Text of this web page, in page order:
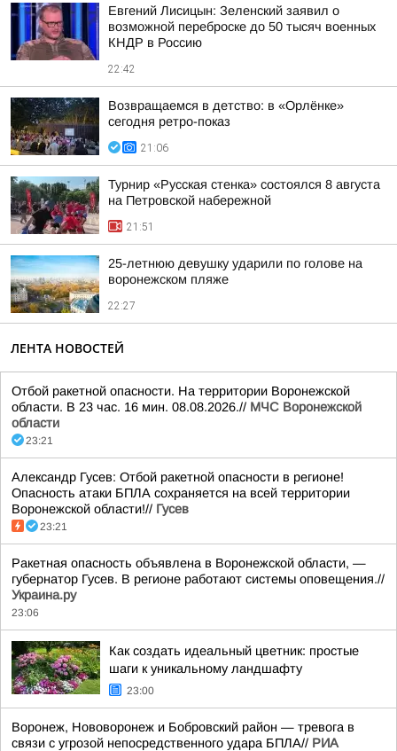
Евгений Лисицын: Зеленский заявил о
возможной переброске до 50 тысяч военных
КНДР в Россию
22:42
Возвращаемся в детство: в «Орлёнке»
сегодня ретро-показ
21:06
Турнир «Русская стенка» состоялся 8 августа
на Петровской набережной
21:51
25-летнюю девушку ударили по голове на
воронежском пляже
22:27
ЛЕНТА НОВОСТЕЙ
Отбой ракетной опасности. На территории Воронежской
области. В 23 час. 16 мин. 08.08.2026.// МЧС Воронежской
области
23:21
Александр Гусев: Отбой ракетной опасности в регионе!
Опасность атаки БПЛА сохраняется на всей территории
Воронежской области!// Гусев
23:21
Ракетная опасность объявлена в Воронежской области, —
губернатор Гусев. В регионе работают системы оповещения.//
Украина.ру
23:06
Как создать идеальный цветник: простые
шаги к уникальному ландшафту
23:00
Воронеж, Нововоронеж и Бобровский район — тревога в
связи с угрозой непосредственного удара БПЛА// РИА